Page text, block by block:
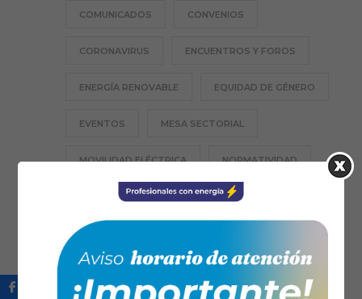
COMUNICADOS CONVENIOS
CORONAVIRUS ENCUENTROS Y FOROS
ENERGÍA RENOVABLE EQUIDAD DE GÉNERO
EVENTOS MESA SECTORIAL
MOVILIDAD ELÉCTRICA NORMATIVIDAD
PROFESIÓN TE RESPONSABILIDAD SOCIAL
SANTANDER
TECNOLOGÍA TRANSICIÓN ENERGÉTICA